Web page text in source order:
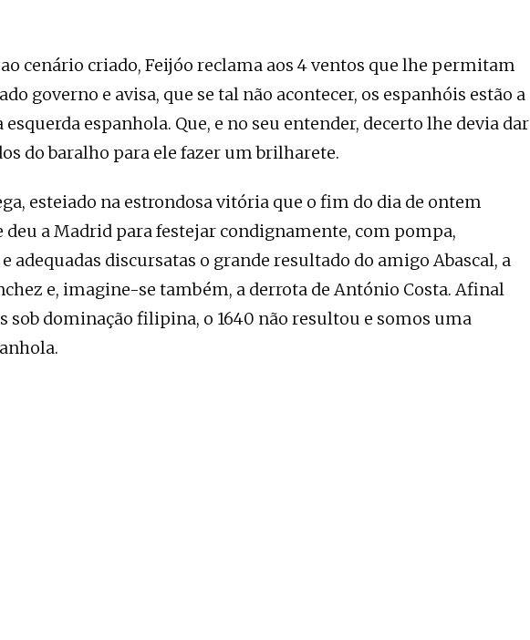
ao cenário criado, Feijóo reclama aos 4 ventos que lhe permitam
governo e avisa, que se tal não acontecer, os espanhóis estão a
espanhola. Que, e no seu entender, decerto lhe devia dar
do baralho para ele fazer um brilharete.
esteiado na estrondosa vitória que o fim do dia de ontem
deu a Madrid para festejar condignamente, com pompa,
adequadas discursatas o grande resultado do amigo Abascal, a
e, imagine-se também, a derrota de António Costa. Afinal
sob dominação filipina, o 1640 não resultou e somos uma